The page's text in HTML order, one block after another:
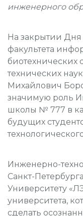
инженерного
На закрытии Дня
факультета
биотехнических
технических
Михайлович
значимую роль
школы № 777 в
будущих
Инженерно-
Санкт-
Университету
университета,
сделать